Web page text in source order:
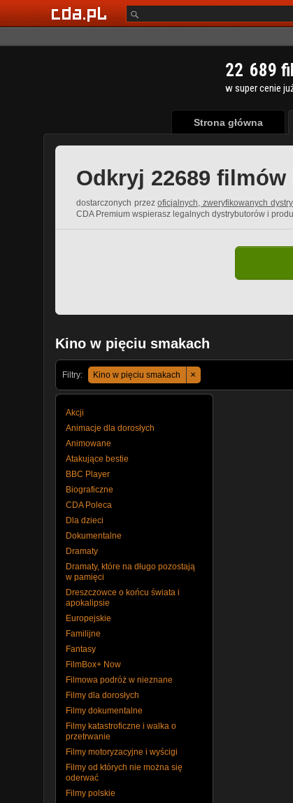
22 689
w super cenie
Strona główna
Odkryj 22689
dostarczonych przezoficjalnych, zweryfikowanych
CDA Premium wspierasz legalnych dystrybutorów i
Kino w pięciu smakach
Filtry: Kino w pięciu smakach ×
Akcji
Animacje dla dorosłych
Animowane
Atakujące bestie
BBC Player
Biograficzne
CDA Poleca
Dla dzieci
Dokumentalne
Dramaty
Dramaty, które na długo pozostają
w pamięci
Dreszczowce o końcu świata i
apokalipsie
Europejskie
Familijne
Fantasy
FilmBox+ Now
Filmowa podróż w nieznane
Filmy dla dorosłych
Filmy dokumentalne
Filmy katastroficzne i walka o
przetrwanie
Filmy motoryzacyjne i wyścigi
Filmy od których nie można się
oderwać
Filmy polskie